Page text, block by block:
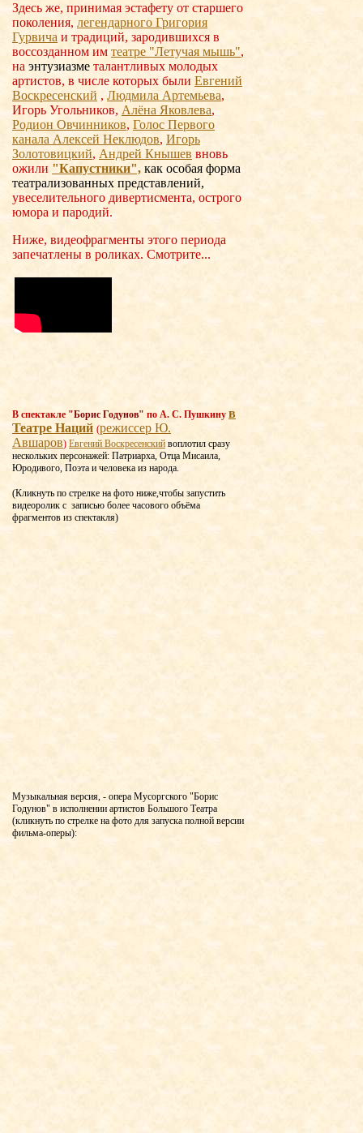
Здесь же, принимая эстафету от старшего
поколения, легендарного Григория
Гурвича и традиций, зародившихся в
воссозданном им театре "Летучая мышь",
на энтузиазме талантливых молодых
артистов, в числе которых были Евгений
Воскресенский , Людмила Артемьева,
Игорь Угольников, Алёна Яковлева,
Родион Овчинников, Голос Первого
канала Алексей Неклюдов, Игорь
Золотовицкий, Андрей Кнышев вновь
ожили "Капустники", как особая форма
театрализованных представлений,
увеселительного дивертисмента, острого
юмора и пародий.
Ниже, видеофрагменты этого периода
запечатлены в роликах. Смотрите...
В спектакле "Борис Годунов" по А. С. Пушкину в
Театре Наций (режиссер Ю.
Авшаров) Евгений Воскресенский воплотил сразу
нескольких персонажей: Патриарха, Отца Мисаила,
Юродивого, Поэта и человека из народа.
(Кликнуть по стрелке на фото ниже,чтобы запустить
видеоролик с записью более часового объёма
фрагментов из спектакля)
Музыкальная версия, - опера Мусоргского "Борис
Годунов" в исполнении артистов Большого Театра
(кликнуть по стрелке на фото для запуска полной версии
фильма-оперы):